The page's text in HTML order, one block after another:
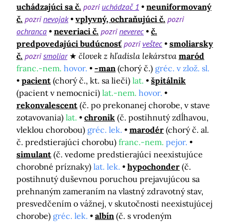
uchádzajúci sa č. pozri uchádzač 1
neuniformovaný
č. pozrinevojak vplyvný, ochraňujúci č. pozri
ochranca
neveriaci č. pozrineverec
č.
predpovedajúci budúcnosť pozri veštec
smoliarsky
č. pozrismoliar človek z hľadisla lekárstva maród
franc.-nem. hovor. -man (chorý č.) gréc. v zlož. sl.
pacient (chorý č., kt. sa lieči) lat.
špitálnik
(pacient v nemocnici) lat.-nem. hovor.
rekonvalescent (č. po prekonanej chorobe, v stave
zotavovania) lat. chronik (č. postihnutý zdĺhavou,
vleklou chorobou) gréc. lek. marodér (chorý č. al.
č. predstierajúci chorobu) franc.-nem. pejor.
simulant (č. vedome predstierajúci neexistujúce
chorobné príznaky) lat. lek. hypochonder (č.
postihnutý duševnou poruchou prejavujúcou sa
prehnaným zameraním na vlastný zdravotný stav,
presvedčením o vážnej, v skutočnosti neexistujúcej
chorobe) gréc. lek. albín (č. s vrodeným